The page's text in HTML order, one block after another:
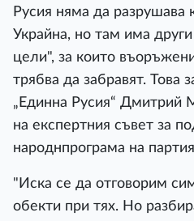
Русия няма да разрушава
Украйна, но там има
цели", за които
трябва да забравят. Това
„Единна Русия“ Дмитрий
на експертния съвет за
народнпрограма на
"Иска се да отговорим
обекти при тях. Но